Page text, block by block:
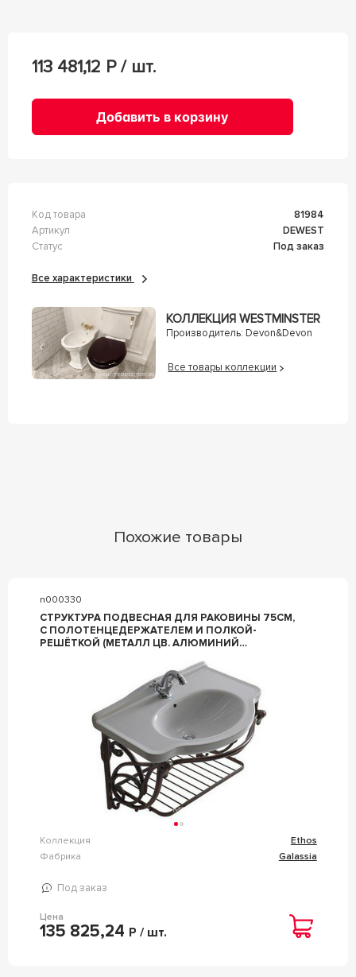
113 481,12 Р / шт.
Добавить в корзину
Код товара
81984
Артикул
DEWEST
Статус
Под заказ
Все характеристики
КОЛЛЕКЦИЯ WESTMINSTER
Производитель: Devon&Devon
Все товары коллекции
Похожие товары
n000330
СТРУКТУРА ПОДВЕСНАЯ ДЛЯ РАКОВИНЫ 75СМ,
С ПОЛОТЕНЦЕДЕРЖАТЕЛЕМ И ПОЛКОЙ-
РЕШЁТКОЙ (МЕТАЛЛ ЦВ. АЛЮМИНИЙ
Коллекция
Ethos
Фабрика
Galassia
Под заказ
Цена
135 825,24 Р / шт.